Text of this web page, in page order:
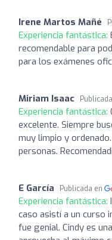
Irene Martos Mañé
Experiencia fantástica:
recomendable para
para los exámenes
Miriam Isaac
Experiencia fantástica:
excelente. Siempre
muy limpio y
personas.
E García Publicada en
Experiencia fantástica:
caso asistí a un curso
fue genial. Cindy es